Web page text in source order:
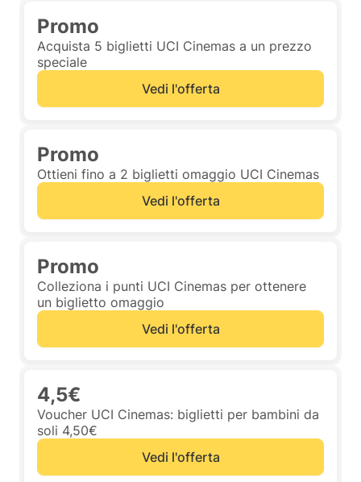
Promo
Acquista 5 biglietti UCI Cinemas a un prezzo
speciale
Vedi l'offerta
Promo
Ottieni fino a 2 biglietti omaggio UCI Cinemas
Vedi l'offerta
Promo
Colleziona i punti UCI Cinemas per ottenere
un biglietto omaggio
Vedi l'offerta
4,5€
Voucher UCI Cinemas: biglietti per bambini da
soli 4,50€
Vedi l'offerta